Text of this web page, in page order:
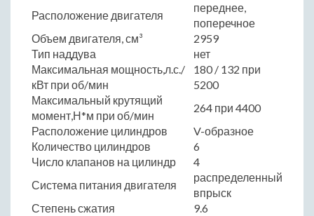
Расположение двигателя
переднее,
поперечное
Объем двигателя, см³
2959
Тип наддува
нет
Максимальная мощность,л.с./
кВт при об/мин
180 / 132 при
5200
Максимальный крутящий
момент,Н*м при об/мин
264 при 4400
Расположение цилиндров
V-образное
Количество цилиндров
6
Число клапанов на цилиндр
4
Система питания двигателя
распределенный
впрыск
Степень сжатия
9.6